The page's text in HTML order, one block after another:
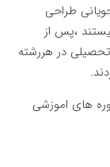
طراحی
،پس از
تحصیلی در هررشته
های اموزشی